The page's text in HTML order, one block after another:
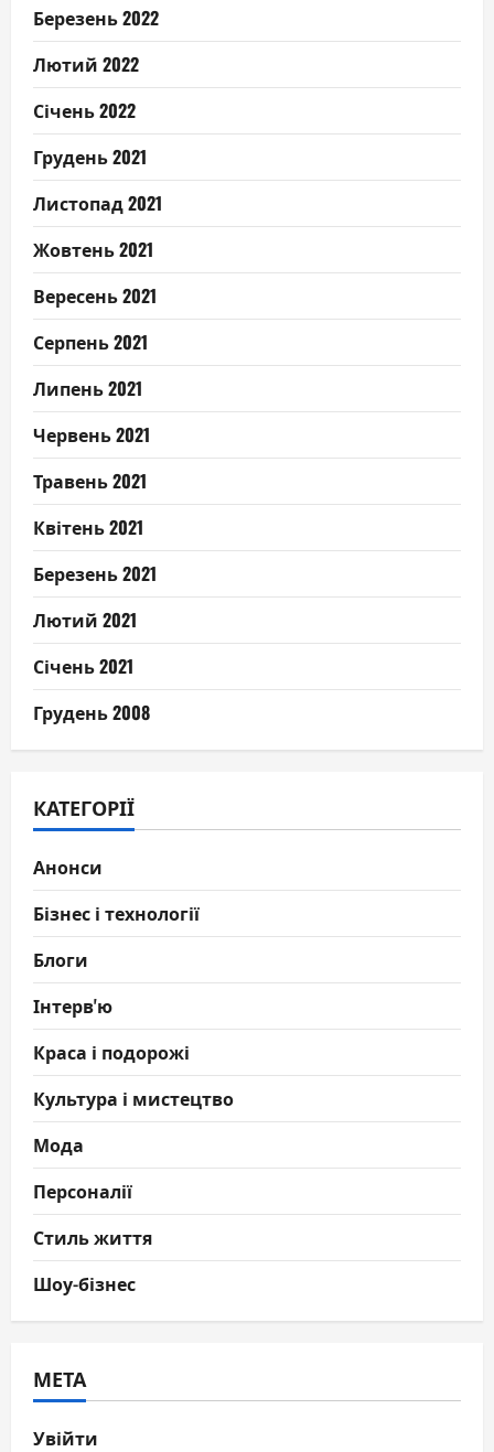
Березень 2022
Лютий 2022
Січень 2022
Грудень 2021
Листопад 2021
Жовтень 2021
Вересень 2021
Серпень 2021
Липень 2021
Червень 2021
Травень 2021
Квітень 2021
Березень 2021
Лютий 2021
Січень 2021
Грудень 2008
КАТЕГОРІЇ
Анонси
Бізнес і технології
Блоги
Інтерв'ю
Краса і подорожі
Культура і мистецтво
Мода
Персоналії
Стиль життя
Шоу-бізнес
МЕТА
Увійти